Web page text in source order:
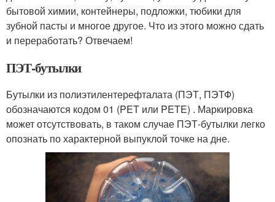
бытовой химии, контейнеры, подложки, тюбики для
зубной пасты и многое другое. Что из этого можно сдать
и переработать? Отвечаем!
ПЭТ-бутылки
Бутылки из полиэтилентерефталата (ПЭТ, ПЭТФ)
обозначаются кодом 01 (PET или PETE) . Маркировка
может отсутствовать, в таком случае ПЭТ-бутылки легко
опознать по характерной выпуклой точке на дне.